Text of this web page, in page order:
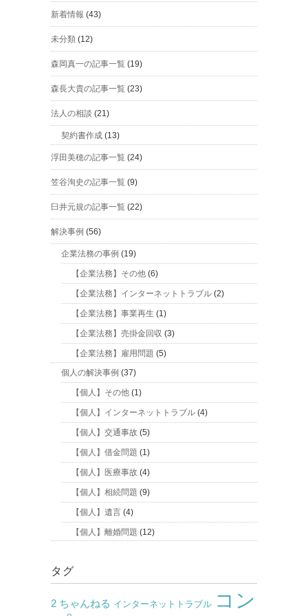
新着情報 (43)
未分類 (12)
森岡真一の記事一覧 (19)
森長大貴の記事一覧 (23)
法人の相談 (21)
契約書作成 (13)
浮田美穂の記事一覧 (24)
笠谷洵史の記事一覧 (9)
臼井元規の記事一覧 (22)
解決事例 (56)
企業法務の事例 (19)
【企業法務】その他 (6)
【企業法務】インターネットトラブル (2)
【企業法務】事業再生 (1)
【企業法務】売掛金回収 (3)
【企業法務】雇用問題 (5)
個人の解決事例 (37)
【個人】その他 (1)
【個人】インターネットトラブル (4)
【個人】交通事故 (5)
【個人】借金問題 (1)
【個人】医療事故 (4)
【個人】相続問題 (9)
【個人】遺言 (4)
【個人】離婚問題 (12)
タグ
2 ちゃんねる インターネットトラブル コン